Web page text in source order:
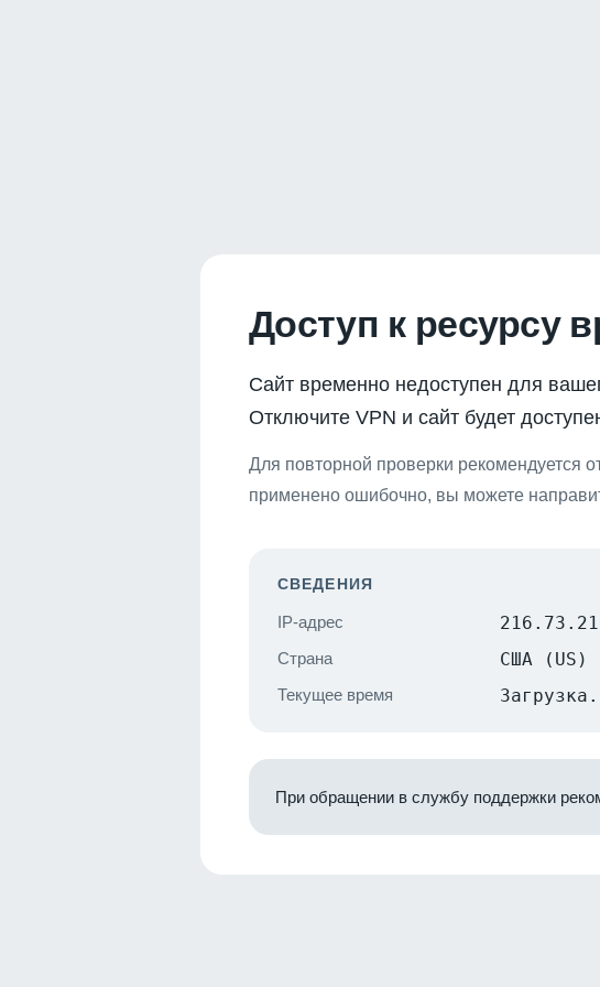
Доступ к ресурсу
Сайт временно недоступен для
Отключите VPN и сайт будет
Для повторной проверки рекомендуется
применено ошибочно, вы можете
СВЕДЕНИЯ
IP-адрес
Страна США (US)
Текущее время
При обращении в службу поддержки